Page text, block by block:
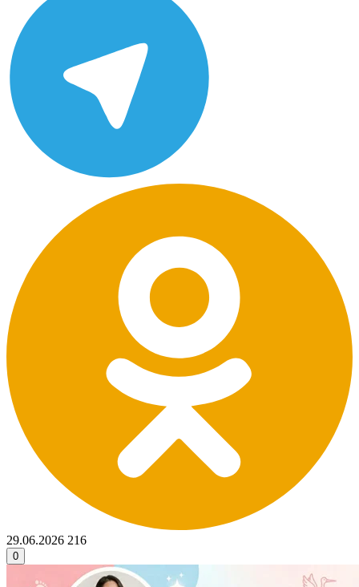
29.06.2026 216
0